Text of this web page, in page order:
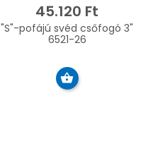
45.120 Ft
"S"-pofájú svéd csőfogó 3"
6521-26